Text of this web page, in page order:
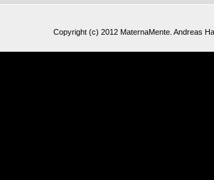
Copyright (c) 2012 MaternaMente. Andreas